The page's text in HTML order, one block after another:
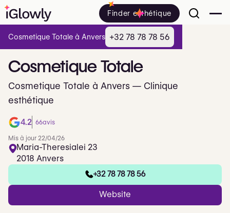
Finder esthétique
CosmetiqueTotale
Cosmetique Totale à Anvers — Clinique
esthétique
4.2 66avis
Mis à jour 22/04/26
Maria-Theresialei 23
2018 Anvers
+32 78 78 78 56
Website
Cosmetique Totale à Anvers +32 78 78 78 56